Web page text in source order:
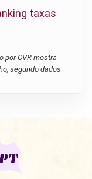
taxas
por CVR mostra
segundo dados